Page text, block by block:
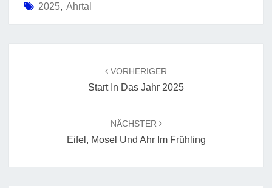
2025, Ahrtal
VORHERIGER
Start In Das Jahr 2025
NÄCHSTER
Eifel, Mosel Und Ahr Im Frühling